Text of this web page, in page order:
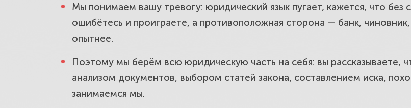
на работе.
Защита прав потребителей в районе
некачественную услугу.
Мы понимаем вашу тревогу: юридический язык пугает, кажется, что без
ошибётесь и проиграете, а противоположная сторона — банк,
опытнее.
Поэтому мы берём всю юридическую часть на себя: вы рассказываете,
анализом документов, выбором статей закона, составлением иска,
занимаемся мы.